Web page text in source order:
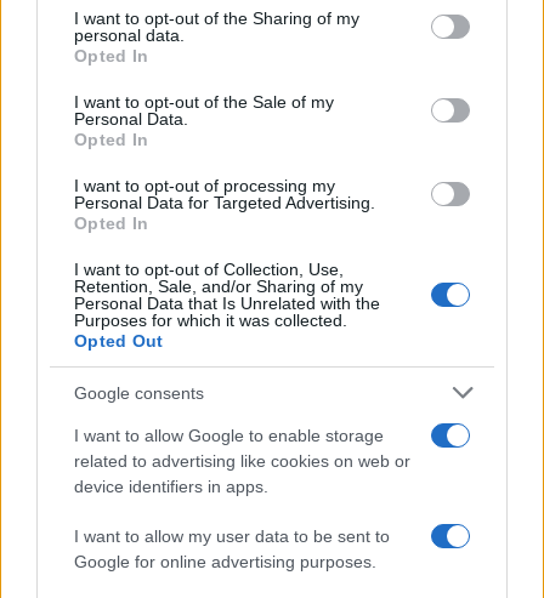
not limited to your visit or usage behaviour. You may click to
grant or deny consent to Google and its third-party tags to
use your data for below specified purposes in below Google
consent section.
I want to opt-out of the Sharing of my
personal data.
Opted In
I want to opt-out of the Sale of my
Personal Data.
Opted In
I want to opt-out of processing my
Personal Data for Targeted Advertising.
Opted In
I want to opt-out of Collection, Use,
Retention, Sale, and/or Sharing of my
Personal Data that Is Unrelated with the
Purposes for which it was collected.
Opted Out
Google consents
I want to allow Google to enable storage
related to advertising like cookies on web or
device identifiers in apps.
I want to allow my user data to be sent to
Google for online advertising purposes.
2000 /2000
Υποβολή σχολίου
Όροι Χρήσης . Το site προστατεύεται από reCAPTCHA, ισχύουν
Ελλάδα
25 ΜΑΡΤΙΟΥ
ΓΑΥΔΟΣ
Share:
Ακολουθήστε το Νewsit.gr στοGoogle News
ενημερωθείτε πρώτοι για όλη την ειδησεογραφία και τα
τελευταία νέα της ημέρας